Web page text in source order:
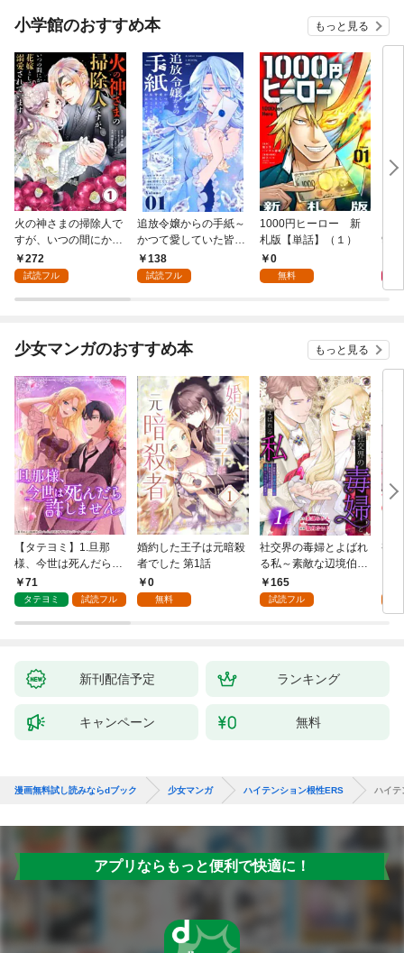
小学館のおすすめ本 もっと見る
火の神さまの掃除人で
すが、いつの間にか花
嫁として溺愛されてい
ます【単話】（１）
272
試読フル
追放令嬢からの手紙～
かつて愛していた皆さ
まへ 私のことなどお忘
れですか？～【単話】
138
試読フル
1000円ヒーロー 新
札版【単話】（１）
0
無料
9.5
少女マンガのおすすめ本 もっと見る
【タテヨミ】1.旦那
様、今世は死んだら許
しません
71
タテヨミ 試読フル
婚約した王子は元暗殺
者でした 第1話
0
無料
社交界の毒婦とよばれ
る私～素敵な辺境伯令
息に腕を折られたの
で、責任とってもらい
165
試読フル
視
新刊配信予定 ランキング
キャンペーン 無料
漫画無料試し読みならdブック 少女マンガ ハイテンション根性ERS ハイテ
アプリならもっと便利で快適に！